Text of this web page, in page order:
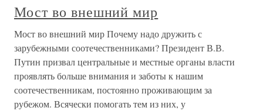
Мост во внешний мир
Мост во внешний мир Почему надо дружить с
зарубежными соотечественниками? Президент В.В.
Путин призвал центральные и местные органы власти
проявлять больше внимания и заботы к нашим
соотечественникам, постоянно проживающим за
рубежом. Всячески помогать тем из них, у